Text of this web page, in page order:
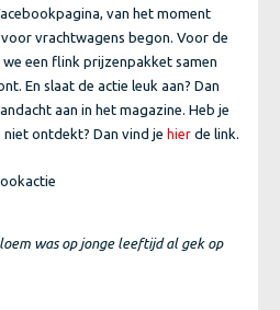
van het moment
vrachtwagens begon. Voor de
een flink prijzenpakket samen
En slaat de actie leuk aan? Dan
aan in het magazine. Heb je
ontdekt? Dan vind je hier de link.
was op jonge leeftijd al gek op